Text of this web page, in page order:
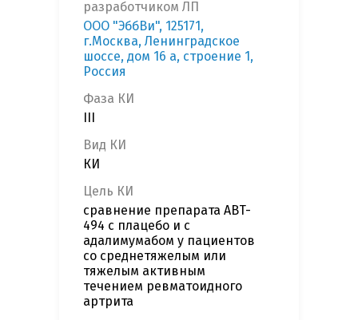
разработчиком ЛП
ООО "ЭббВи", 125171,
г.Москва, Ленинградское
шоссе, дом 16 а, строение 1,
Россия
Фаза КИ
Вид КИ
КИ
Цель КИ
сравнение препарата ABT-
494 с плацебо и с
адалимумабом у пациентов
со среднетяжелым или
тяжелым активным
течением ревматоидного
артрита